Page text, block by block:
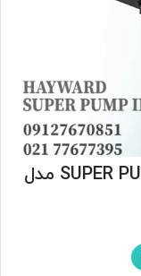
پمپ تصفیه استخر هایوارد SUPER PUMP مدل